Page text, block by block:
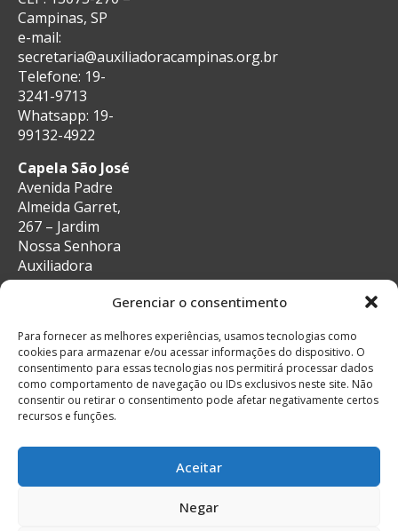
Gerenciar o consentimento
Para fornecer as melhores experiências, usamos tecnologias como
cookies para armazenar e/ou acessar informações do dispositivo. O
consentimento para essas tecnologias nos permitirá processar dados
como comportamento de navegação ou IDs exclusivos neste site. Não
consentir ou retirar o consentimento pode afetar negativamente certos
recursos e funções.
Aceitar
Negar
Campinas, SP
e-mail:
secretaria@auxiliadoracampinas.org.br
Telefone: 19-
3241-9713
Whatsapp: 19-
99132-4922
Capela São José
Avenida Padre
Almeida Garret,
267 – Jardim
Nossa Senhora
Auxiliadora
CEP: 13087-29 –
secretaria@auxiliadoracampinas.org.br
Telefone: 19-
3241-9713
Whatsapp: 19-
99132-4922
© Todos os direitos reservados